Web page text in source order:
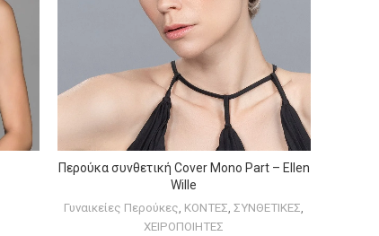
ΕΠΙΛΟΓΉ
Περούκα συνθετική Cover Mono Part – Ellen
Wille
Γυναικείες Περούκες ΚΟΝΤΕΣ ,ΣΥΝΘΕΤΙΚΕΣ
ΧΕΙΡΟΠΟΙΗΤΕΣ